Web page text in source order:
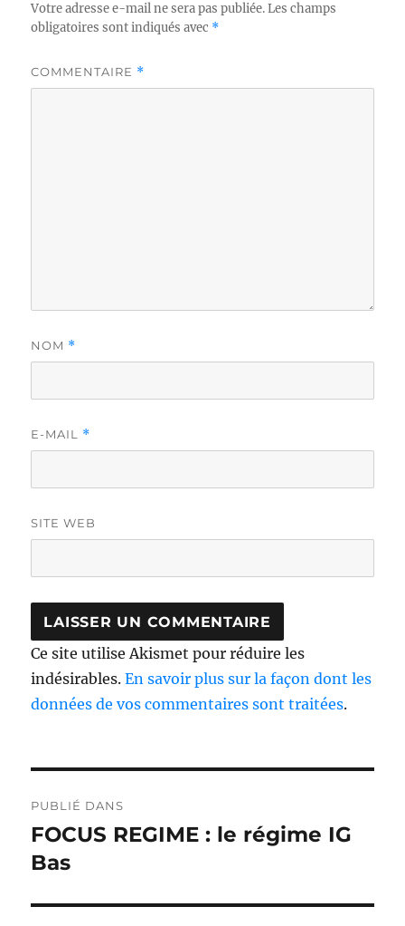
Votre adresse e-mail ne sera pas publiée. Les champs
obligatoires sont indiqués avec *
COMMENTAIRE *
NOM *
E-MAIL *
SITE WEB
Ce site utilise Akismet pour réduire les
indésirables.En savoir plus sur la façon dont les
données de vos commentaires sont traitées.
de
l’article
PUBLIÉ DANS
FOCUS REGIME : le régime IG
Bas